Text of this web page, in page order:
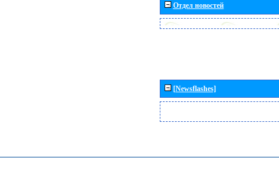
Отдел новостей
[Newsflashes]